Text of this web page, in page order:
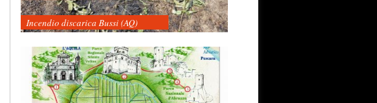
Incendio discarica Bussi (AQ)